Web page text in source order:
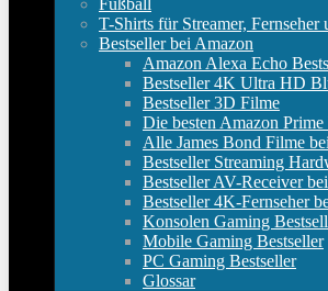
Fußball
T-Shirts für Streamer,
Bestseller bei Amazon
Amazon Alexa Echo
Bestseller 4K Ultra HD
Bestseller 3D Filme
Die besten Amazon
Alle James Bond Filme
Bestseller Streaming
Bestseller AV-Receiver
Bestseller 4K-Fernseher
Konsolen Gaming
Mobile Gaming Bestseller
PC Gaming Bestseller
Glossar